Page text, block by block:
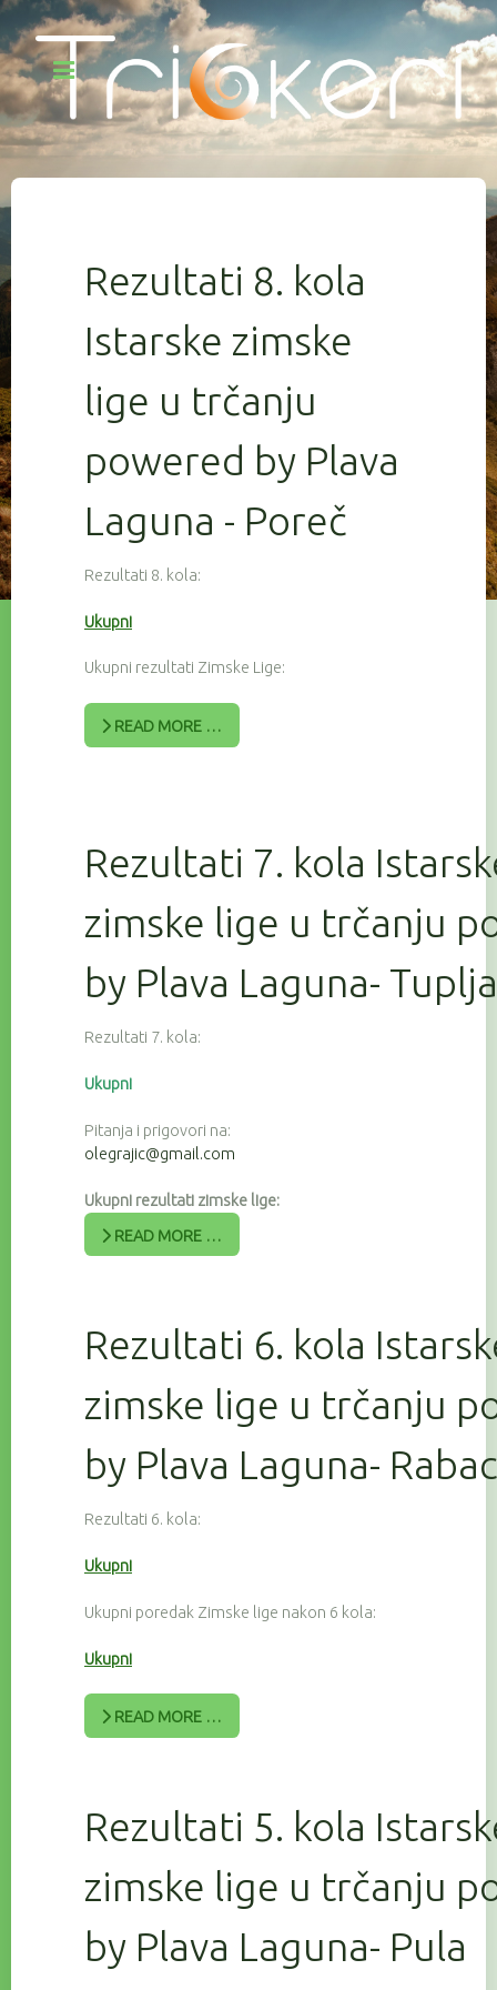
Rezultati 8. kola
Istarske zimske
lige u trčanju
powered by Plava
Laguna - Poreč
Rezultati 8. kola:
Ukupni
Ukupni rezultati Zimske Lige:
READ MORE …
Rezultati 7. kola
zimske lige u trčanju
by Plava Laguna-
Rezultati 7. kola:
Ukupni
Pitanja i prigovori na:
olegrajic@gmail.com
Ukupni rezultati zimske lige:
READ MORE …
Rezultati 6. kola
zimske lige u trčanju
by Plava Laguna- Rabac
Rezultati 6. kola:
Ukupni
Ukupni poredak Zimske lige nakon 6 kola:
Ukupni
READ MORE …
Rezultati 5. kola
zimske lige u trčanju
by Plava Laguna- Pula